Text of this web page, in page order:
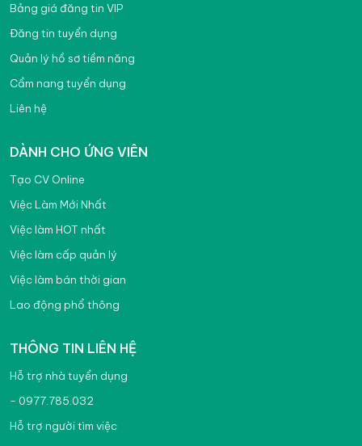
Bảng giá đăng tin VIP
Đăng tin tuyển dụng
Quản lý hồ sơ tiềm năng
Cẩm nang tuyển dụng
Liên hệ
DÀNH CHO ỨNG VIÊN
Tạo CV Online
Việc Làm Mới Nhất
Việc làm HOT nhất
Việc làm cấp quản lý
Việc làm bán thời gian
Lao động phổ thông
THÔNG TIN LIÊN HỆ
Hỗ trợ nhà tuyển dụng
- 0977.785.032
Hỗ trợ người tìm việc